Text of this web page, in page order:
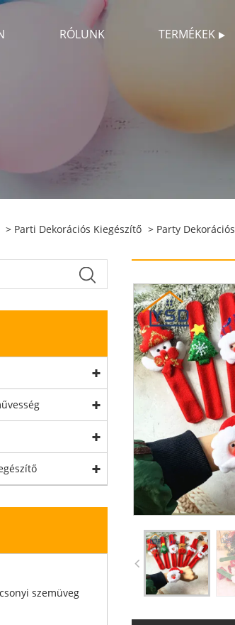
RÓLUNK TERMÉKEK
> Parti Dekorációs Kiegészítő > Party
szemüveg